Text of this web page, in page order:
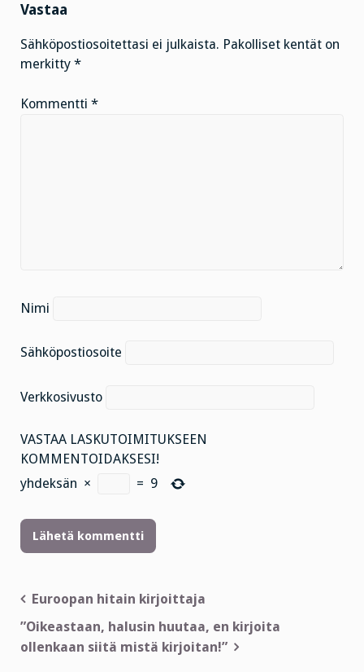
Vastaa
Sähköpostiosoitettasi ei julkaista. Pakolliset kentät on
merkitty *
Kommentti *
Nimi
Sähköpostiosoite
Verkkosivusto
VASTAA LASKUTOIMITUKSEEN
KOMMENTOIDAKSESI!
yhdeksän × = 9
Artikkelien
selaus
Euroopan hitain kirjoittaja
”Oikeastaan, halusin huutaa, en kirjoita
ollenkaan siitä mistä kirjoitan!”